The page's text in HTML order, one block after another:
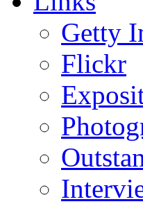
Getty
Flickr